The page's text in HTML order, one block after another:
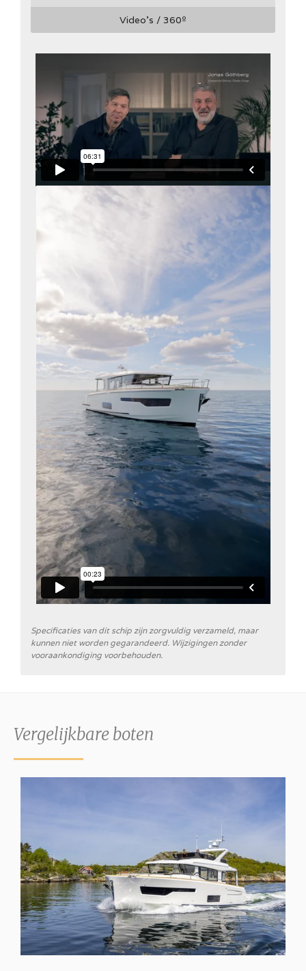
Video's / 360º
Specificaties van dit schip zijn zorgvuldig verzameld, maar
kunnen niet worden gegarandeerd. Wijzigingen zonder
vooraankondiging voorbehouden.
Vergelijkbare boten